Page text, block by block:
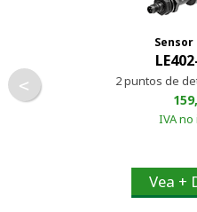
< 2 puntos de
IVA
Vea +